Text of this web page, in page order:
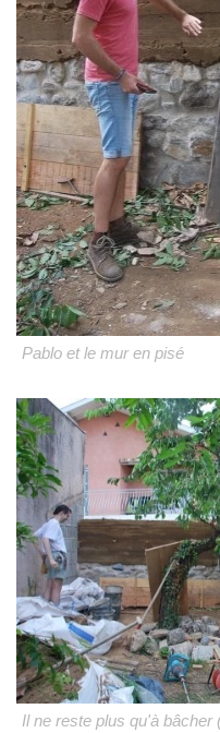
Pablo et le mur en pisé
Il ne reste plus qu'à